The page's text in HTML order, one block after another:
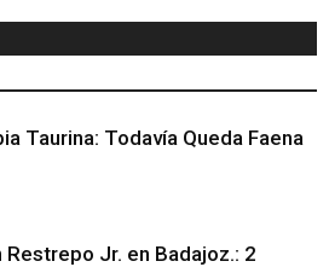
Taurina: Todavía Queda Faena
Restrepo Jr. en Badajoz.: 2